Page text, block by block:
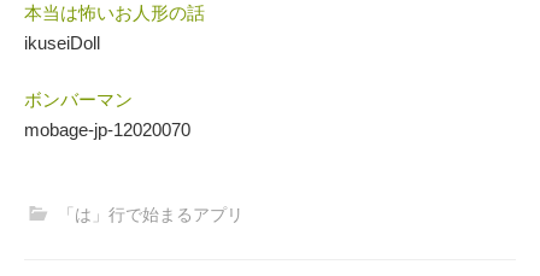
本当は怖いお人形の話
ikuseiDoll
ボンバーマン
mobage-jp-12020070
「は」行で始まるアプリ